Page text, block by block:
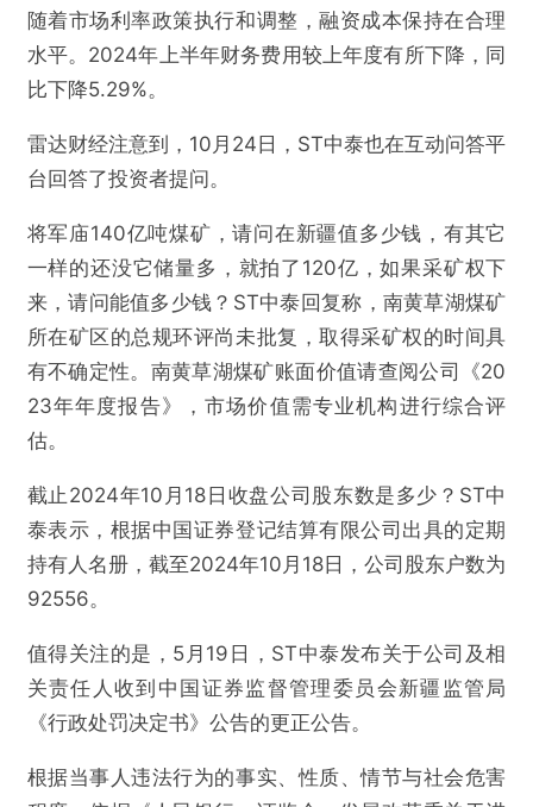
随着市场利率政策执行和调整，融资成本保持在合理
水平。2024年上半年财务费用较上年度有所下降，同
比下降5.29%。
雷达财经注意到，10月24日，ST中泰也在互动问答平
台回答了投资者提问。
将军庙140亿吨煤矿，请问在新疆值多少钱，有其它
一样的还没它储量多，就拍了120亿，如果采矿权下
来，请问能值多少钱？ST中泰回复称，南黄草湖煤矿
所在矿区的总规环评尚未批复，取得采矿权的时间具
有不确定性。南黄草湖煤矿账面价值请查阅公司《20
23年年度报告》，市场价值需专业机构进行综合评
估。
截止2024年10月18日收盘公司股东数是多少？ST中
泰表示，根据中国证券登记结算有限公司出具的定期
持有人名册，截至2024年10月18日，公司股东户数为
92556。
值得关注的是，5月19日，ST中泰发布关于公司及相
关责任人收到中国证券监督管理委员会新疆监管局
《行政处罚决定书》公告的更正公告。
根据当事人违法行为的事实、性质、情节与社会危害